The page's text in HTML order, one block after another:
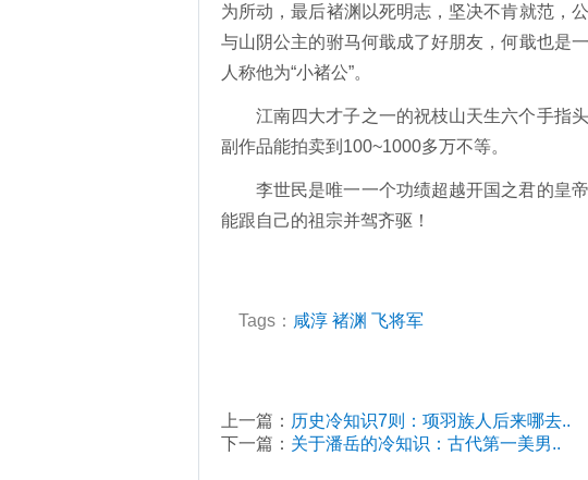
为所动，最后褚渊以死明志，坚决不肯就范，
与山阴公主的驸马何戢成了好朋友，何戢也是
人称他为“小褚公”。
江南四大才子之一的祝枝山天生六个手指
副作品能拍卖到100~1000多万不等。
李世民是唯一一个功绩超越开国之君的皇
能跟自己的祖宗并驾齐驱！
Tags： 咸淳 褚渊 飞将军
上一篇： 历史冷知识7则：项羽族人后来哪去..
下一篇： 关于潘岳的冷知识：古代第一美男..